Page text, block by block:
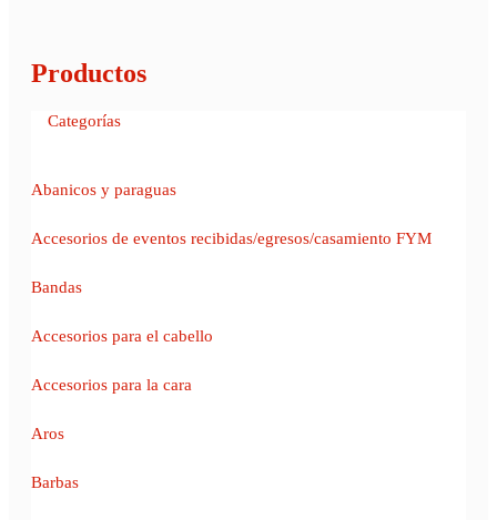
Productos
Categorías
Abanicos y paraguas
Accesorios de eventos recibidas/egresos/casamiento FYM
Bandas
Accesorios para el cabello
Accesorios para la cara
Aros
Barbas